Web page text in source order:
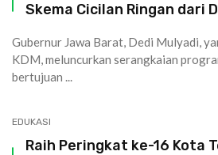
Skema Cicilan Ringan dari
Gubernur Jawa Barat, Dedi Mulyadi,
KDM, meluncurkan serangkaian
bertujuan ...
EDUKASI
Raih Peringkat ke-16 Kota